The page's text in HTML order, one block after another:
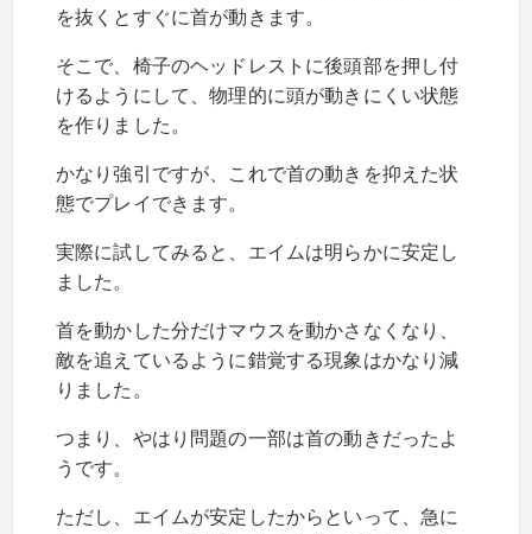
を抜くとすぐに首が動きます。
そこで、椅子のヘッドレストに後頭部を押し付
けるようにして、物理的に頭が動きにくい状態
を作りました。
かなり強引ですが、これで首の動きを抑えた状
態でプレイできます。
実際に試してみると、エイムは明らかに安定し
ました。
首を動かした分だけマウスを動かさなくなり、
敵を追えているように錯覚する現象はかなり減
りました。
つまり、やはり問題の一部は首の動きだったよ
うです。
ただし、エイムが安定したからといって、急に